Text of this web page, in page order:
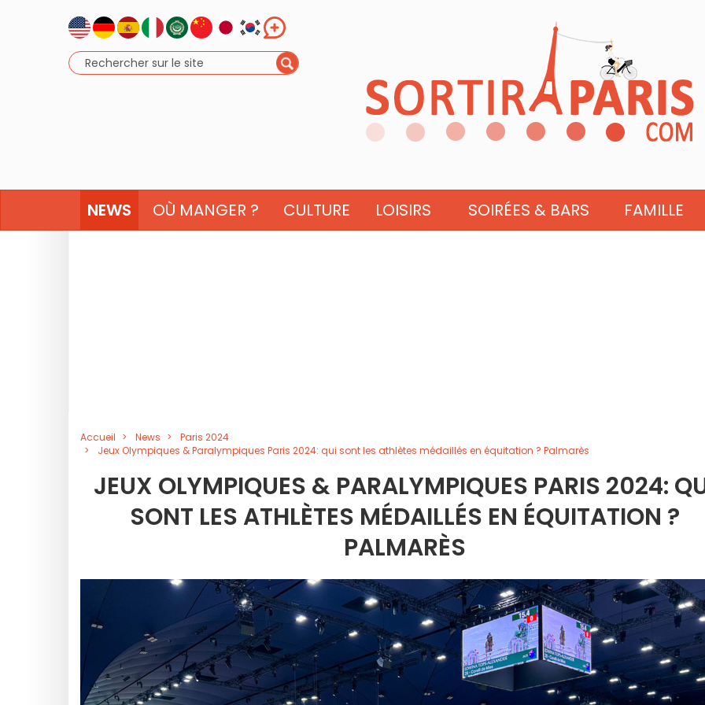
NEWS OÙ MANGER ? CULTURE LOISIRS SOIRÉES & BARS FAMILLE
Accueil News
Paris 2024
Jeux Olympiques & Paralympiques Paris 2024: qui sont les athlètes médaillés en équitation ? Palmarès
JEUX OLYMPIQUES & PARALYMPIQUES PARIS 2024:
SONT LES ATHLÈTES MÉDAILLÉS EN ÉQUITATION ?
PALMARÈS